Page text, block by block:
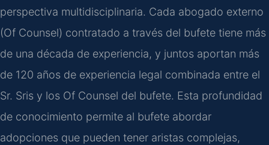
perspectiva multidisciplinaria. Cada abogado externo
(Of Counsel) contratado a través del bufete tiene más
de una década de experiencia, y juntos aportan más
de 120 años de experiencia legal combinada entre el
Sr. Sris y los Of Counsel del bufete. Esta profundidad
de conocimiento permite al bufete abordar
adopciones que pueden tener aristas complejas,